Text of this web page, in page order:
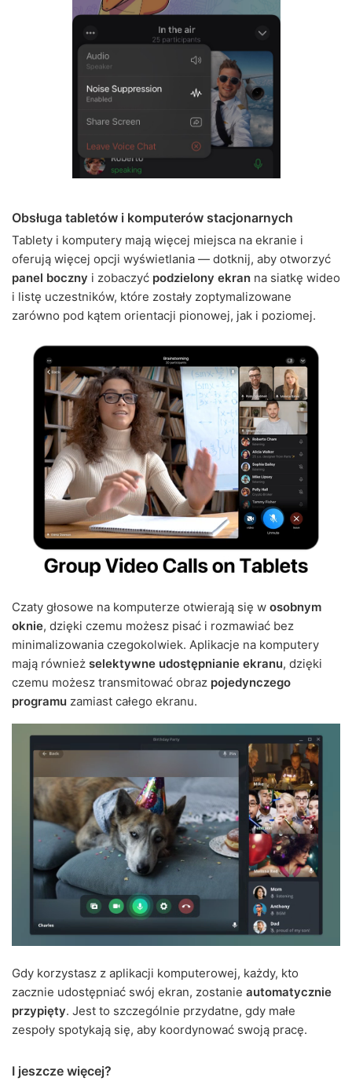
Obsługa tabletów i komputerów stacjonarnych
Tablety i komputery mają więcej miejsca na ekranie i
oferują więcej opcji wyświetlania — dotknij, aby otworzyć
panel boczny i zobaczyć podzielony ekran na siatkę wideo
i listę uczestników, które zostały zoptymalizowane
zarówno pod kątem orientacji pionowej, jak i poziomej.
Czaty głosowe na komputerze otwierają się w osobnym
oknie, dzięki czemu możesz pisać i rozmawiać bez
minimalizowania czegokolwiek. Aplikacje na komputery
mają również selektywne udostępnianie ekranu, dzięki
czemu możesz transmitować obraz pojedynczego
programu zamiast całego ekranu.
Gdy korzystasz z aplikacji komputerowej, każdy, kto
zacznie udostępniać swój ekran, zostanie automatycznie
przypięty. Jest to szczególnie przydatne, gdy małe
zespoły spotykają się, aby koordynować swoją pracę.
I jeszcze więcej?